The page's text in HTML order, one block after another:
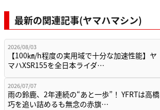
最新の関連記事(ヤマハマシン)
2026/08/03
【100㎞/h程度の実用域で十分な加速性能】ヤ
マハXSR155を全日本ライダ…
2026/07/07
雨の鈴鹿、2年連続の“あと一歩”！ YFRTは高橋
巧を追い詰めるも無念の赤旗…